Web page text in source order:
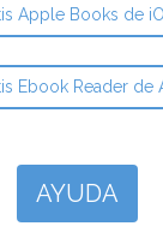
Apple Books de
Ebook Reader de
AYUDA